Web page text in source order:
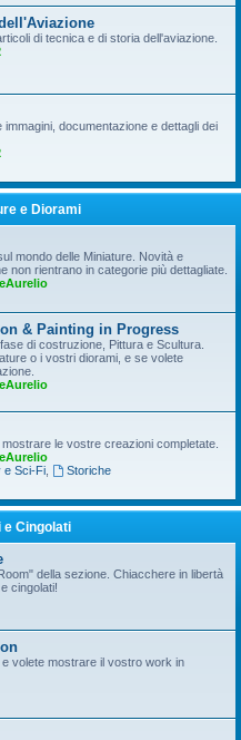
di tecnica e di storia dell'aviazione.
documentazione e dettagli dei
e Diorami
mondo delle Miniature. Novità e
non rientrano in categorie più dettagliate.
& Painting in Progress
di costruzione, Pittura e Scultura.
o i vostri diorami, e se volete
le vostre creazioni completate.
e Sci-Fi,
Storiche
e Cingolati
della sezione. Chiacchere in libertà
cingolati!
e volete mostrare il vostro work in